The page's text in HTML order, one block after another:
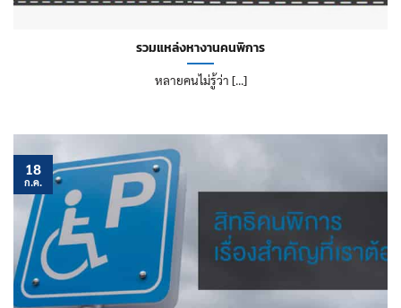
รวมแหล่งหางานคนพิการ
หลายคนไม่รู้ว่า [...]
18
ก.ค.